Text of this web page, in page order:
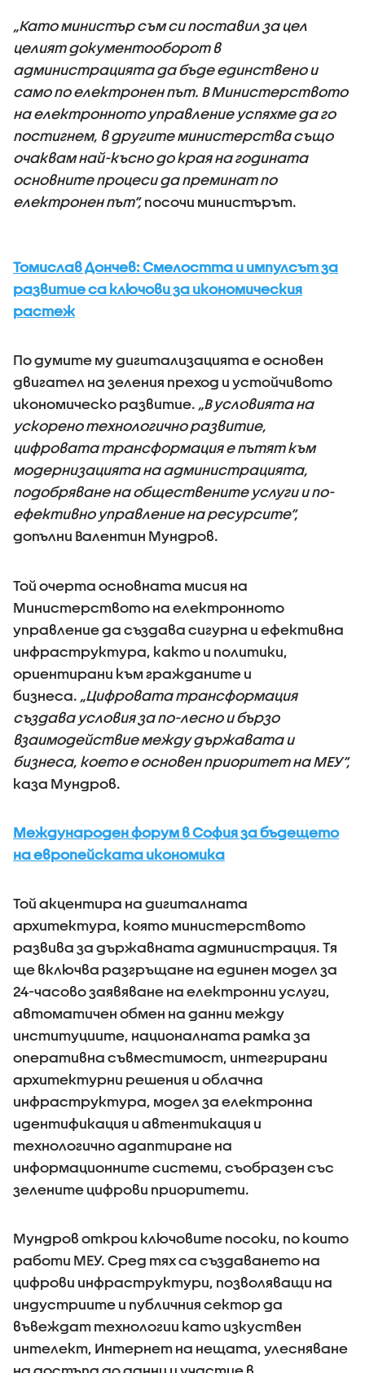
„Като министър съм си поставил за цел
целият документооборот в
администрацията да бъде единствено и
само по електронен път. В Министерството
на електронното управление успяхме да го
постигнем, в другите министерства също
очаквам най-късно до края на годината
основните процеси да преминат по
електронен път“, посочи министърът.
Томислав Дончев: Смелостта и импулсът за
развитие са ключови за икономическия
растеж
По думите му дигитализацията е основен
двигател на зеления преход и устойчивото
икономическо развитие. „В условията на
ускорено технологично развитие,
цифровата трансформация е пътят към
модернизацията на администрацията,
подобряване на обществените услуги и по-
ефективно управление на ресурсите“,
допълни Валентин Мундров.
Той очерта основната мисия на
Министерството на електронното
управление да създава сигурна и ефективна
инфраструктура, както и политики,
ориентирани към гражданите и
бизнеса. „Цифровата трансформация
създава условия за по-лесно и бързо
взаимодействие между държавата и
бизнеса, което е основен приоритет на МЕУ“,
каза Мундров.
Международен форум в София за бъдещето
на европейската икономика
Той акцентира на дигиталната
архитектура, която министерството
развива за държавната администрация. Tя
ще включва разгръщане на единен модел за
24-часово заявяване на електронни услуги,
автоматичен обмен на данни между
институциите, националната рамка за
оперативна съвместимост, интегрирани
архитектурни решения и облачна
инфраструктура, модел за електронна
идентификация и автентикация и
технологично адаптиране на
информационните системи, съобразен със
зелените цифрови приоритети.
Мундров открои ключовите посоки, по които
работи МЕУ. Сред тях са създаването на
цифрови инфраструктури, позволяващи на
индустриите и публичния сектор да
въвеждат технологии като изкуствен
интелект, Интернет на нещата, улесняване